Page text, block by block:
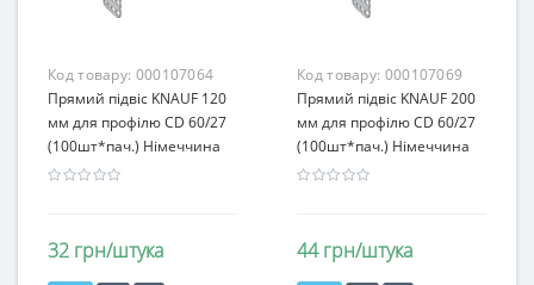
Код товару: 000107064
Прямий підвіс KNAUF 120
мм для профілю CD 60/27
(100шт*пач.) Німеччина
32 грн/штука
Код товару: 000107069
Прямий підвіс KNAUF 200
мм для профілю CD 60/27
(100шт*пач.) Німеччина
44 грн/штука